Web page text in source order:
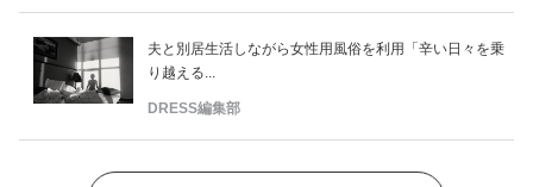
夫と別居生活しながら女性用風俗を利用「辛い日々を乗
り越える...
DRESS編集部